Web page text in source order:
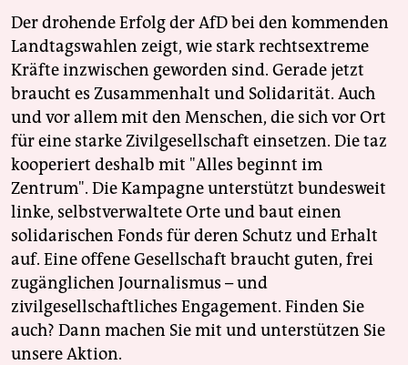
Der drohende Erfolg der AfD bei den kommenden
Landtagswahlen zeigt, wie stark rechtsextreme
Kräfte inzwischen geworden sind. Gerade jetzt
braucht es Zusammenhalt und Solidarität. Auch
und vor allem mit den Menschen, die sich vor Ort
für eine starke Zivilgesellschaft einsetzen. Die taz
kooperiert deshalb mit "Alles beginnt im
Zentrum". Die Kampagne unterstützt bundesweit
linke, selbstverwaltete Orte und baut einen
solidarischen Fonds für deren Schutz und Erhalt
auf. Eine offene Gesellschaft braucht guten, frei
zugänglichen Journalismus – und
zivilgesellschaftliches Engagement. Finden Sie
auch? Dann machen Sie mit und unterstützen Sie
unsere Aktion.